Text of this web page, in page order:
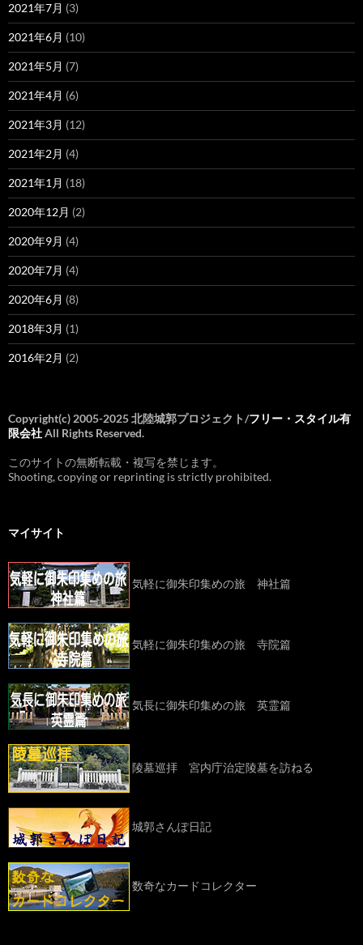
2021年7月 (3)
2021年6月 (10)
2021年5月 (7)
2021年4月 (6)
2021年3月 (12)
2021年2月 (4)
2021年1月 (18)
2020年12月 (2)
2020年9月 (4)
2020年7月 (4)
2020年6月 (8)
2018年3月 (1)
2016年2月 (2)
Copyright(c) 2005-2025 北陸城郭プロジェクト/フリー・スタイル有
限会社All Rights Reserved.
このサイトの無断転載・複写を禁じます。
Shooting, copying or reprinting is strictly prohibited.
マイサイト
気軽に御朱印集めの旅 神社篇
気軽に御朱印集めの旅 寺院篇
気長に御朱印集めの旅 英霊篇
陵墓巡拝 宮内庁治定陵墓を訪ねる
城郭さんぽ日記
数奇なカードコレクター